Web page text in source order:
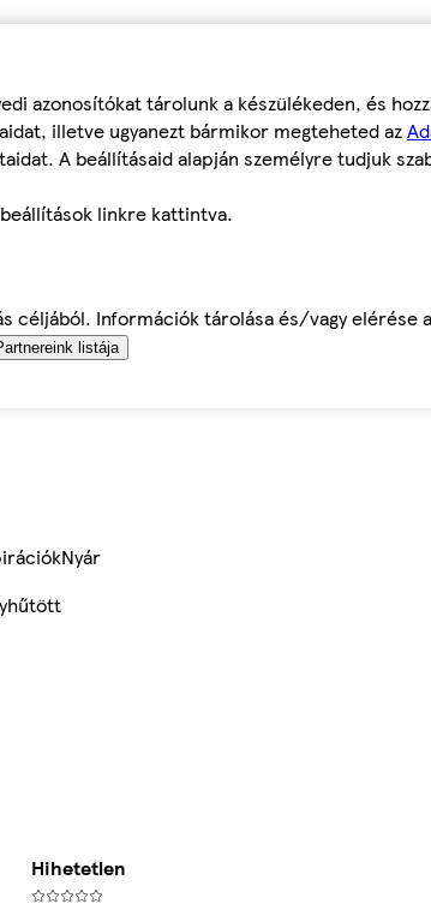
azonosítókat tárolunk a készülékeden, és
illetve ugyanezt bármikor megteheted az
A beállításaid alapján személyre tudjuk
linkre kattintva.
céljából. Információk tárolása és/vagy
listája
Nyár
Hihetetlen